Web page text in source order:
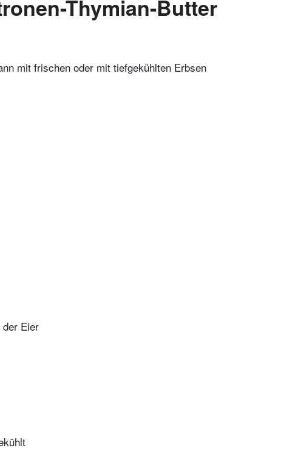
Thymian-Butter
mit frischen oder mit tiefgekühlten Erbsen
Eier